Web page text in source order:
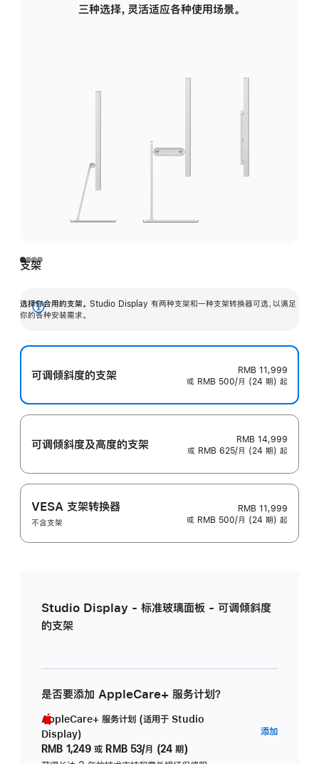
三种选择，灵活适应各种使用场景。
支架
选择你合用的支架。 Studio Display 有两种支架和一种支架转换器可选，以满足
你的各种安装需求。
展
可调倾斜度的支架
RMB 11,999
或 RMB 500/月 (24 期) 起
可调倾斜度及高‍度的支‍架
RMB 14,999
或 RMB 625/月 (24 期) 起
VESA 支架转换器
不含支架
RMB 11,999
或 RMB 500/月 (24 期) 起
Studio Display - 标准玻璃面板 - 可调倾斜度
的支架
是否要添加 AppleCare+ 服务计划？
AppleCare+ 服务计划 (适用于 Studio
Display)
RMB 1,249 或 RMB 53/月 (24 期)
添加